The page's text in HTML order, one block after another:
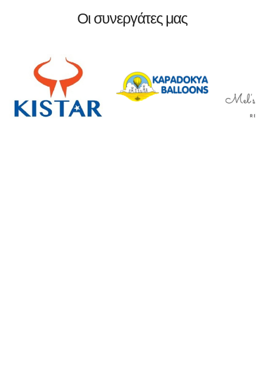
Οι συνεργάτες μας